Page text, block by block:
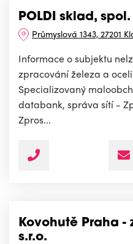
POLDI sklad, spol.
Průmyslová 1343, 27201
Informace o subjektu
zpracování železa a
Specializovaný
databank, správa sítí -
Zpros...
Kovohutě Praha -
s.r.o.